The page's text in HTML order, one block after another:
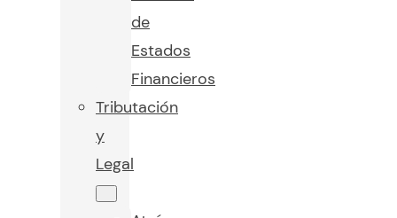
de
Estados
Financieros
Tributación
y
Legal